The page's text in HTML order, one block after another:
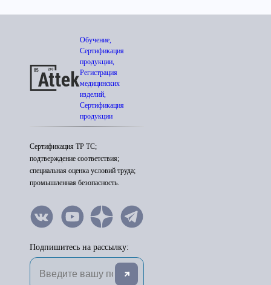
Обучение,
Сертификация
продукции,
Регистрация
медицинских
изделий,
Сертификация
продукции
Сертификация ТР ТС;
подтверждение соответствия;
специальная оценка условий труда;
промышленная безопасность.
Подпишитесь на рассылку: